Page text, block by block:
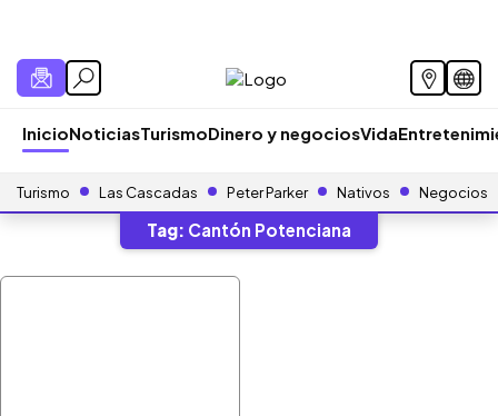
InicioNoticiasTurismoDinero y negociosVida
Turismo Las Cascadas Peter Parker Nativos Negocios
Tag: Cantón Potenciana